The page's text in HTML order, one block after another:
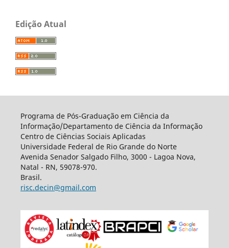
Edição Atual
Programa de Pós-Graduação em Ciência da
Informação/Departamento de Ciência da Informação
Centro de Ciências Sociais Aplicadas
Universidade Federal de Rio Grande do Norte
Avenida Senador Salgado Filho, 3000 - Lagoa Nova,
Natal - RN, 59078-970.
Brasil.
risc.decin@gmail.com